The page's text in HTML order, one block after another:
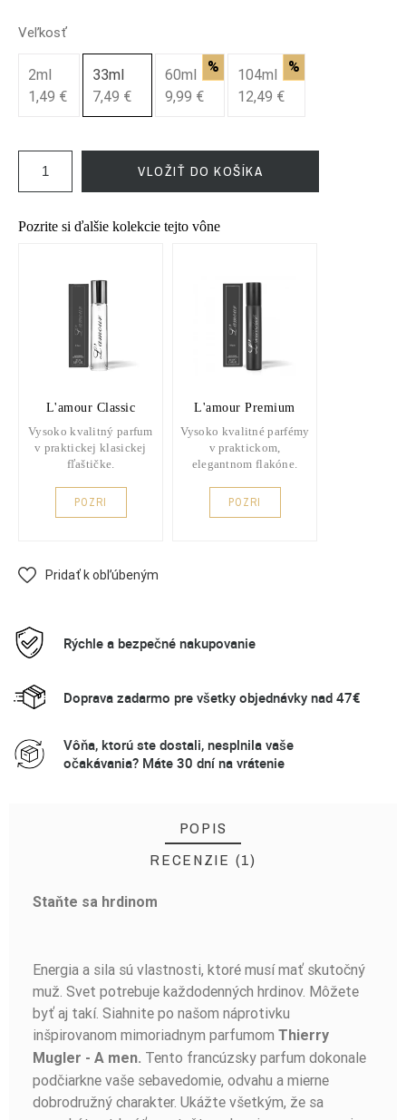
Veľkosť
2ml
1,49 €
33ml
7,49 €
60ml %
9,99 €
104ml %
12,49 €
VLOŽIŤ DO KOŠÍKA
Pozrite si ďalšie kolekcie tejto vône
L'amour Classic
Vysoko kvalitný parfum
v praktickej klasickej
fľaštičke.
POZRI
L'amour Premium
Vysoko kvalitné parfémy
v praktickom,
elegantnom flakóne.
POZRI
Pridať k obľúbeným
Rýchle a bezpečné nakupovanie
Doprava zadarmo pre všetky objednávky nad 47€
Vôňa, ktorú ste dostali, nesplnila vaše
očakávania? Máte 30 dní na vrátenie
POPIS
RECENZIE (1)
Staňte sa hrdinom
Energia a sila sú vlastnosti, ktoré musí mať skutočný
muž. Svet potrebuje každodenných hrdinov. Môžete
byť aj takí. Siahnite po našom náprotivku
inšpirovanom mimoriadnym parfumom Thierry
Mugler - A men. Tento francúzsky parfum dokonale
podčiarkne vaše sebavedomie, odvahu a mierne
dobrodružný charakter. Ukážte všetkým, že sa
A MAN
pre mňa najvernejšia kopia voči originálu cena a kvalita
ma prekvapila takž u mňa 100%
Czy ta opinia była pomocna?
TAK NIE
NAHLÁSIŤ ZNEUŽITIE